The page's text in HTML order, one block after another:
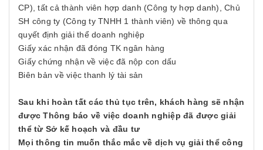
CP), tất cả thành viên hợp danh (Công ty hợp danh), Chủ
SH công ty (Công ty TNHH 1 thành viên) về thông qua
quyết định giải thể doanh nghiệp
Giấy xác nhận đã đóng TK ngân hàng
Giấy chứng nhận về việc đã nộp con dấu
Biên bản về việc thanh lý tài sản
Sau khi hoàn tất các thủ tục trên, khách hàng sẽ nhận
được Thông báo về việc doanh nghiệp đã được giải
thể từ Sở kế hoạch và đầu tư
Mọi thông tin muốn thắc mắc về dịch vụ giải thể công